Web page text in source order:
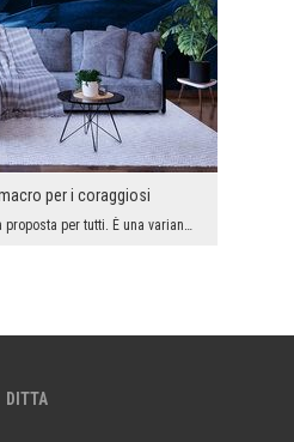
per i coraggiosi
Sappiamo che non è una proposta per tutti. È una variante decorativa per i coraggiosi che amano s...
DITTA